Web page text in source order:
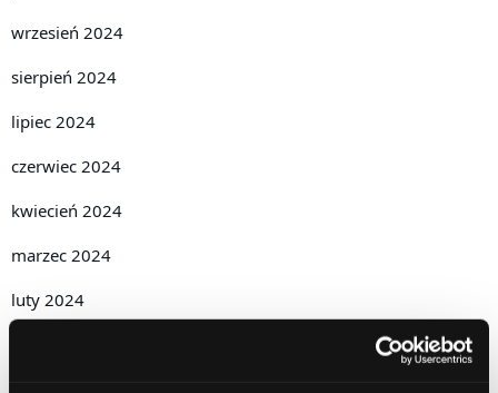
wrzesień 2024
sierpień 2024
lipiec 2024
czerwiec 2024
kwiecień 2024
marzec 2024
luty 2024